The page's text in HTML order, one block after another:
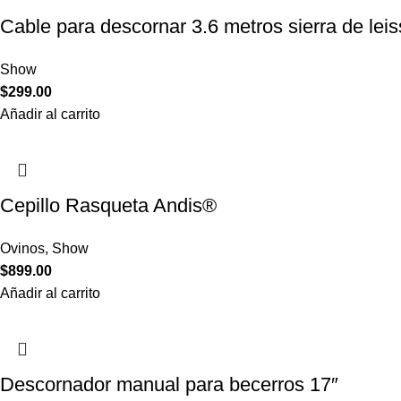
Cable para descornar 3.6 metros sierra de
Show
$299.00
Añadir al carrito
Cepillo Rasqueta Andis®
Ovinos, Show
$899.00
Añadir al carrito
Descornador manual para becerros 17″